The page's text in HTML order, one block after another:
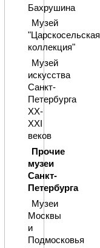
Бахрушина
Музей
"Царскосельская
коллекция"
Музей
искусства
Санкт-
Петербурга
XX-
XXI
веков
Прочие
музеи
Санкт-
Петербурга
Музеи
Москвы
и
Подмосковья